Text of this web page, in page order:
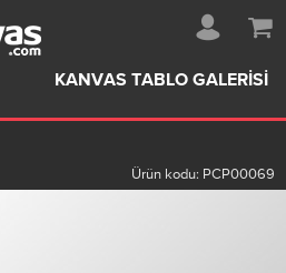
KANVAS TABLO GALERISI
Ürün kodu: PCP00069